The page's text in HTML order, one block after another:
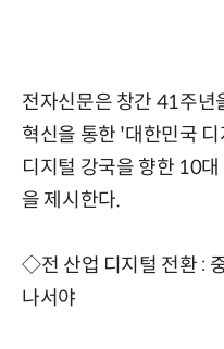
전자신문은 창간 41주년
혁신을 통한 '대한민국
디지털 강국을 향한 10
을 제시한다.
◇전 산업 디지털 전환 :
나서야